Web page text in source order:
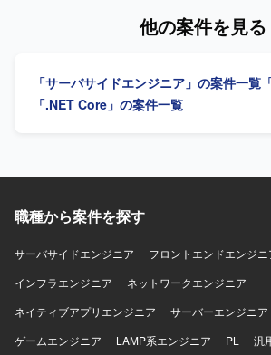
軟な思考を持ち、状況に応じて自ら考え
ことができます。上流からリリースまで
ため、システム全体の流れを把握しなが
他の案件を見る
「サーバサイドエンジニア」の案件一覧
「.NET Core」の案件一覧
職種から案件を探す
サーバサイドエンジニア
フロントエンドエンジニ
インフラエンジニア
ネットワークエンジニア
ネイティブアプリエンジニア
サーバーエンジニア
ゲームエンジニア
LAMP系エンジニア PL 汎